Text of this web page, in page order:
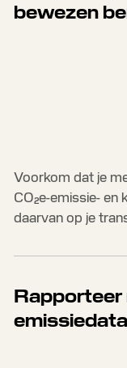
bewezen
Voorkom dat je
CO₂e-emissie-
daarvan op je
Rapporteer